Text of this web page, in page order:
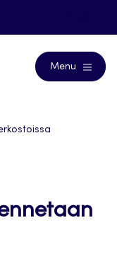
Menu